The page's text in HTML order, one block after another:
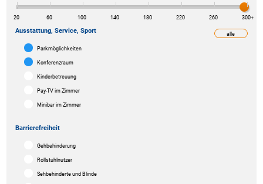
20 60 100 140 180 220 260 300+
alle
Ausstattung, Service, Sport
Parkmöglichkeiten
Konferenzraum
Kinderbetreuung
Pay-TV im Zimmer
Minibar im Zimmer
Barrierefreiheit
Gehbehinderung
Rollstuhlnutzer
Sehbehinderte und Blinde